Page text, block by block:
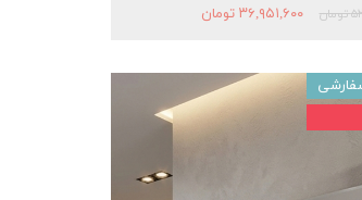
۳۶,۹۵۱,۶۰۰ تومان